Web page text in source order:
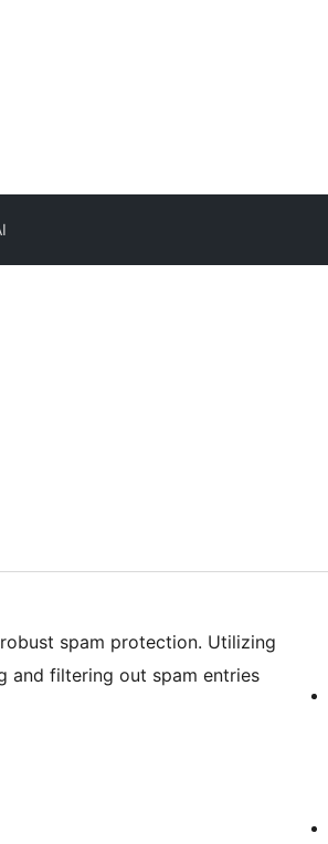
spam protection. Utilizing
and filtering out spam entries